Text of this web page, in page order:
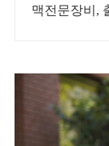
맥전문장비,